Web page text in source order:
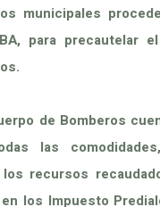
municipales
para precautelar
de Bomberos
las
recursos
los Impuesto